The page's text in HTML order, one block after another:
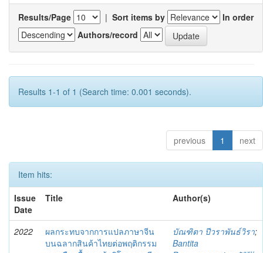
Results/Page | Sort items by
In order
Authors/record
Results 1-1 of 1 (Search time: 0.001 seconds).
previous 1 next
Item hits:
Issue
Date
Title Author(s)
2022
ผลกระทบจากการแปลภาษาจีน
บนฉลากสินค้าไทยต่อพฤติกรรม
บัณฑิตา ปีวราพันธ์วิรา;
Bantita